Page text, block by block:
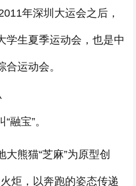
年深圳大运会之后，
学生夏季运动会，也是中
运动会。
融宝”。
熊猫“芝麻”为原型创
炬，以奔跑的姿态传递